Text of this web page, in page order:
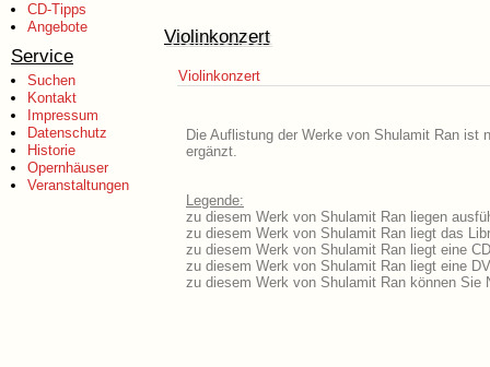
CD-Tipps
Angebote
Service
Suchen
Kontakt
Impressum
Datenschutz
Historie
Opernhäuser
Veranstaltungen
Violinkonzert
Violinkonzert
Die Auflistung der Werke von Shulamit Ran
ergänzt.
Legende:
zu diesem Werk von Shulamit Ran liegen
zu diesem Werk von Shulamit Ran liegt das
zu diesem Werk von Shulamit Ran liegt eine
zu diesem Werk von Shulamit Ran liegt eine
zu diesem Werk von Shulamit Ran können Sie